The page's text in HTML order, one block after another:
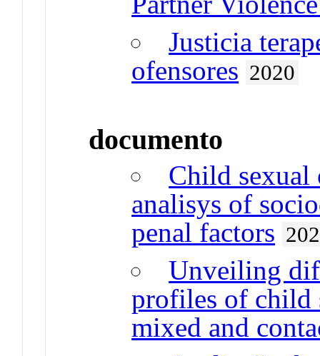
Justicia
ofensores 2020
documento
Child sexual
analisys of
penal factors
Unveiling
profiles of child
mixed and